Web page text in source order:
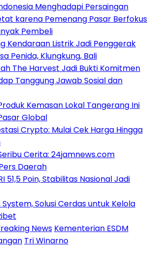
Menghadapi Persaingan
karena Pemenang Pasar Berfokus
Pembeli
Kendaraan Listrik Jadi Penggerak
Penida, Klungkung, Bali
The Harvest Jadi Bukti Komitmen
Tanggung Jawab Sosial dan
Kemasan Lokal Tangerang Ini
Global
Crypto: Mulai Cek Harga Hingga
Cerita: 24jamnews.com
Daerah
51,5 Poin, Stabilitas Nasional Jadi
Solusi Cerdas untuk Kelola
News Kementerian ESDM
Tri Winarno